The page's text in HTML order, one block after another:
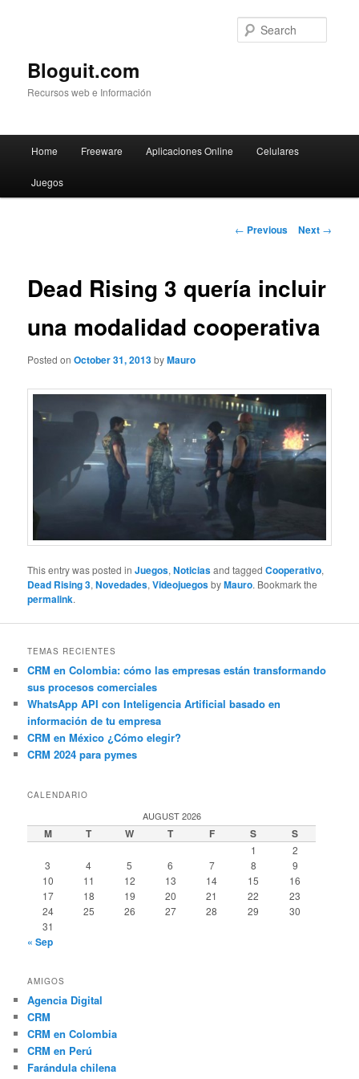
Bloguit.com
Recursos web e Información
Skip
to
Home Freeware Aplicaciones Online Celulares
Juegos
Post
← Previous Next →
Dead Rising 3 quería incluir
una modalidad cooperativa
Posted onOctober 31, 2013byMauro
This entry was posted inJuegos,Noticiasand taggedCooperativo,
Dead Rising 3,Novedades,VideojuegosbyMauro. Bookmark the
permalink.
TEMAS RECIENTES
CRM en Colombia: cómo las empresas están transformando
sus procesos comerciales
WhatsApp API con Inteligencia Artificial basado en
información de tu empresa
CRM en México ¿Cómo elegir?
CRM 2024 para pymes
CALENDARIO
AUGUST 2026
M T W T F S S
1
2
3
4 5 6 7 8
9
10
11 12 13 14 15
16
17
18 19 20 21 22
23
24
25 26 27 28 29
30
31
« Sep
AMIGOS
Agencia Digital
CRM
CRM en Colombia
CRM en Perú
Farándula chilena